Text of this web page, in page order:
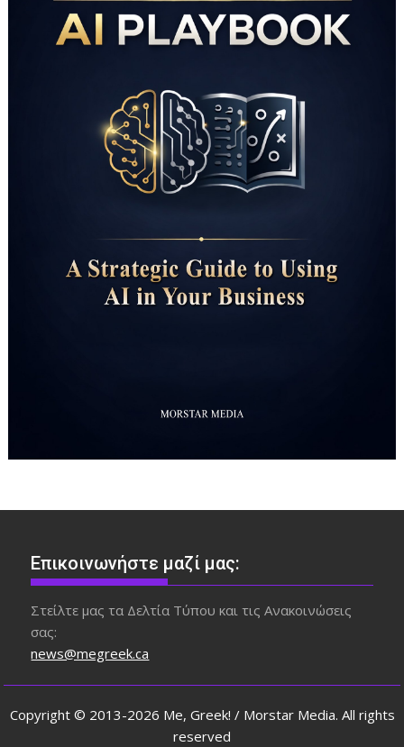
Επικοινωνήστε μαζί μας:
Στείλτε μας τα Δελτία Τύπου και τις Ανακοινώσεις
σας:
news@megreek.ca
Copyright © 2013-2026 Me, Greek! / Morstar Media. All rights
reserved